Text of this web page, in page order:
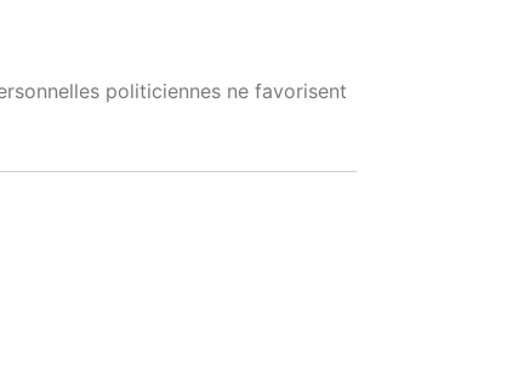
politiciennes ne favorisent